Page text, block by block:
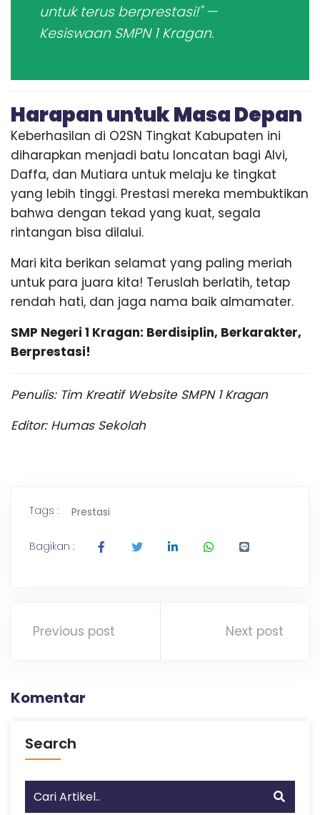
untuk terus berprestasi!" —
Kesiswaan SMPN 1 Kragan.
Harapan untuk Masa Depan
Keberhasilan di O2SN Tingkat Kabupaten ini
diharapkan menjadi batu loncatan bagi Alvi,
Daffa, dan Mutiara untuk melaju ke tingkat
yang lebih tinggi. Prestasi mereka membuktikan
bahwa dengan tekad yang kuat, segala
rintangan bisa dilalui.
Mari kita berikan selamat yang paling meriah
untuk para juara kita! Teruslah berlatih, tetap
rendah hati, dan jaga nama baik almamater.
SMP Negeri 1 Kragan: Berdisiplin, Berkarakter,
Berprestasi!
Penulis: Tim Kreatif Website SMPN 1 Kragan
Editor: Humas Sekolah
Tags : Prestasi
Bagikan :
Previous post Next post
Komentar
Search